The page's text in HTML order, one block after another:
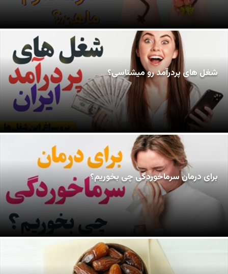
شغل های پردرآمد رو میشناسی؟
برای درمان سرماخوردگی چی بخوریم؟